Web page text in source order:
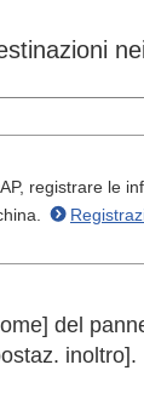
registrare le
del
inoltro].